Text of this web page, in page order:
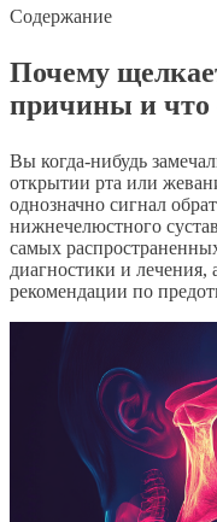
Содержание
Почему
причины и что
Вы когда-нибудь
открытии рта или
однозначно сигнал
нижнечелюстного
самых
диагностики и
рекомендации по